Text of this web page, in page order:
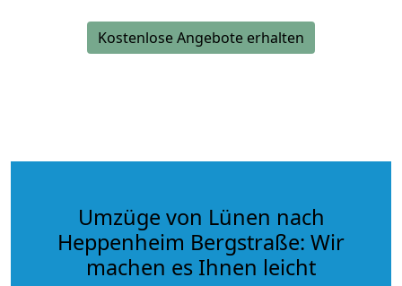
Kostenlose Angebote erhalten
Umzüge von Lünen nach
Heppenheim Bergstraße: Wir
machen es Ihnen leicht